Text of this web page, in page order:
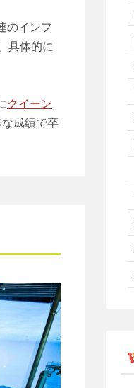
のインフ
具体的に
クイーン
成績で卒